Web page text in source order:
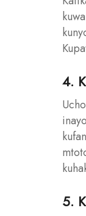
4.
5.